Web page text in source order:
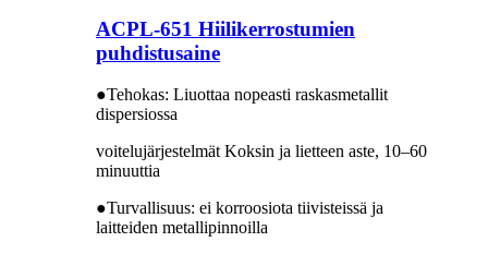
ACPL-651 Hiilikerrostumien
puhdistusaine
●Tehokas: Liuottaa nopeasti raskasmetallit
dispersiossa
voitelujärjestelmät Koksin ja lietteen aste, 10–60
minuuttia
●Turvallisuus: ei korroosiota tiivisteissä ja
laitteiden metallipinnoilla